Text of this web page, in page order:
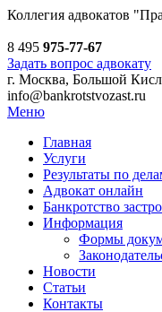
Коллегия адвокатов
8 495 975-77-67
Задать вопрос адвокату
г. Москва, Большой
info@bankrotstvozast.ru
Меню
Главная
Услуги
Результаты по
Адвокат онлайн
Банкротство
Информация
Формы
Новости
Статьи
Контакты